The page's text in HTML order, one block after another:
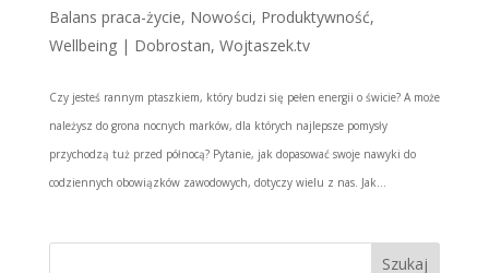
Balans praca-życie, Nowości, Produktywność,
Wellbeing | Dobrostan, Wojtaszek.tv
Czy jesteś rannym ptaszkiem, który budzi się pełen energii o świcie? A może
należysz do grona nocnych marków, dla których najlepsze pomysły
przychodzą tuż przed północą? Pytanie, jak dopasować swoje nawyki do
codziennych obowiązków zawodowych, dotyczy wielu z nas. Jak...